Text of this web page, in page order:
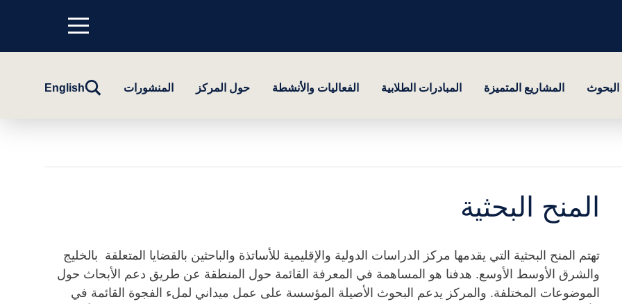
Menu
top
البحوث المشاريع المتميزة المبادرات الطلابية الفعاليات والأنشطة حول المركز المنشورات
تبديلEnglish
المنح البحثية
تهتم المنح البحثية التي يقدمها مركز الدراسات الدولية والإقليمية للأساتذة والباحثين بالقضايا المتعلقة بالخليج
والشرق الأوسط الأوسع. هدفنا هو المساهمة في المعرفة القائمة حول المنطقة عن طريق دعم الأبحاث حول
الموضوعات المختلفة. والمركز يدعم البحوث الأصيلة المؤسسة على عمل ميداني لملء الفجوة القائمة في